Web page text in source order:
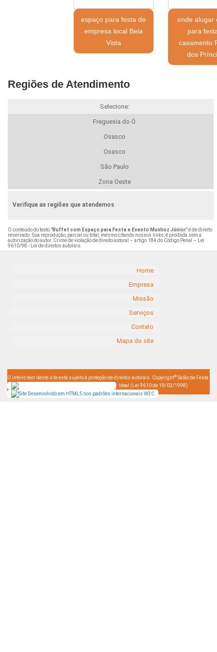
espaço para festa de
empresa local Bela
Vista
onde alugar
para
casamento
dos
Regiões de Atendimento
Selecione:
Freguesia do Ó
Osasco
Osasco
São Paulo
Zona Oeste
Verifique as regiões que atendemos
O conteúdo do texto "Buffet com Espaço para Festa e Evento Munhoz Júnior" é de direito
reservado. Sua reprodução, parcial ou total, mesmo citando nossos links, é proibida sem a
autorização do autor. Crime de violação de direito autoral – artigo 184 do Código Penal –
Lei
9610/98 - Lei de direitos autorais
Home
Empresa
Missão
Serviços
Contato
Mapa do site
O inteiro teor deste site está sujeito à proteção de direitos autorais. Copyright© Salão de Festa
Ideal (Lei 9610 de 19/02/1998)